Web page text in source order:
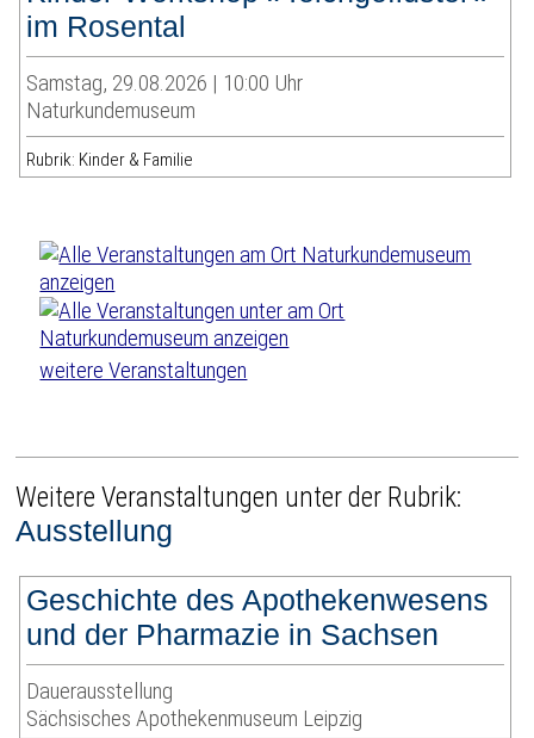
im Rosental
Samstag, 29.08.2026 | 10:00 Uhr
Naturkundemuseum
Rubrik: Kinder & Familie
weitere Veranstaltungen
Weitere Veranstaltungen unter der Rubrik:
Ausstellung
Geschichte des Apothekenwesens
und der Pharmazie in Sachsen
Dauerausstellung
Sächsisches Apothekenmuseum Leipzig